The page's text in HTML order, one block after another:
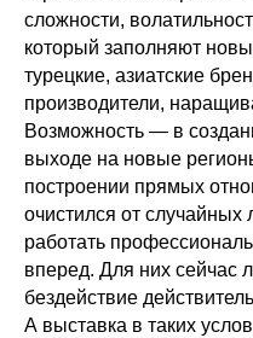
сложности,
который заполняют
турецкие, азиатские
производители,
Возможность — в
выходе на новые
построении прямых
очистился от случайных
работать
вперед. Для них сейчас
бездействие
А выставка в таких